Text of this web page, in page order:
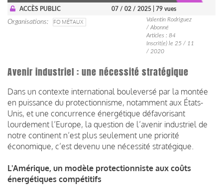
ACCÈS PUBLIC 07 / 02 / 2025 | 79 vues
Organisations FO MÉTAUX
Valentin Rodriguez
/ Abonné
Articles : 84
Inscrit(e) le 25 / 11
/ 2020
Avenir industriel : une nécessité stratégique
Dans un contexte international bouleversé par la montée
en puissance du protectionnisme, notamment aux États-
Unis, et une concurrence énergétique défavorisant
lourdement l’Europe, la question de l’avenir industriel de
notre continent n’est plus seulement une priorité
économique, c’est devenu une nécessité stratégique.
L'Amérique, un modèle protectionniste aux coûts
énergétiques compétitifs